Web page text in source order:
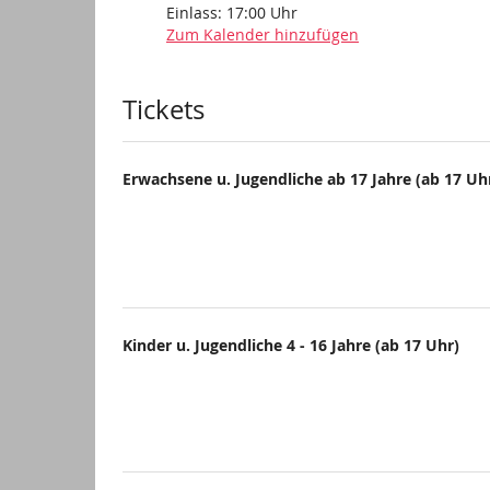
Einlass: 17:00 Uhr
Zum Kalender hinzufügen
Produkte
Tickets
Erwachsene u. Jugendliche ab 17 Jahre (ab 17
Kinder u. Jugendliche 4 - 16 Jahre (ab 17 Uhr)